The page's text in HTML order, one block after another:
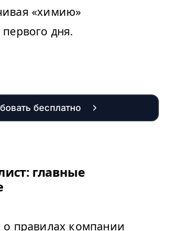
«химию»
дня.
бесплатно
главные
о правилах компании